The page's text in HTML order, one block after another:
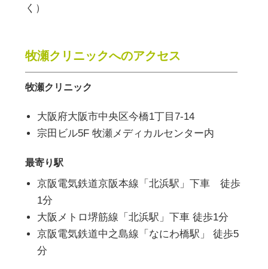
く）
牧瀬クリニックへのアクセス
牧瀬クリニック
大阪府大阪市中央区今橋1丁目7-14
宗田ビル5F 牧瀬メディカルセンター内
最寄り駅
京阪電気鉄道京阪本線「北浜駅」下車 徒歩
1分
大阪メトロ堺筋線「北浜駅」下車 徒歩1分
京阪電気鉄道中之島線「なにわ橋駅」 徒歩5
分